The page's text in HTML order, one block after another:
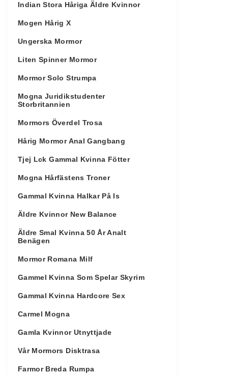
Indian Stora Håriga Äldre Kvinnor
Mogen Hårig X
Ungerska Mormor
Liten Spinner Mormor
Mormor Solo Strumpa
Mogna Juridikstudenter
Storbritannien
Mormors Överdel Trosa
Hårig Mormor Anal Gangbang
Tjej Lck Gammal Kvinna Fötter
Mogna Hårfästens Troner
Gammal Kvinna Halkar På Is
Äldre Kvinnor New Balance
Äldre Smal Kvinna 50 År Analt
Benägen
Mormor Romana Milf
Gammel Kvinna Som Spelar Skyrim
Gammal Kvinna Hardcore Sex
Carmel Mogna
Gamla Kvinnor Utnyttjade
Vår Mormors Disktrasa
Farmor Breda Rumpa